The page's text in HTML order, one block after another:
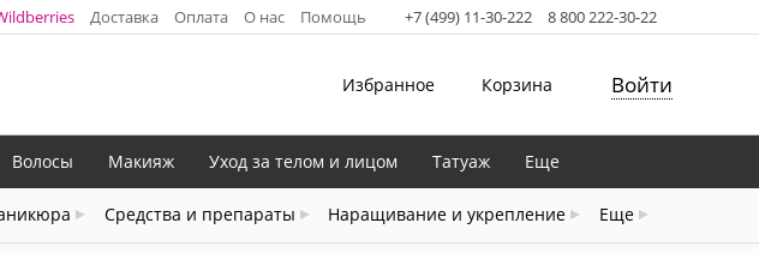
Доставка Оплата О нас Помощь +7 (499) 11-30-222 8 800 222-30-22
Избранное Корзина Войти
Средства и препараты Наращивание и укрепление Еще
Волосы Макияж Уход за телом и лицом Татуаж Еще